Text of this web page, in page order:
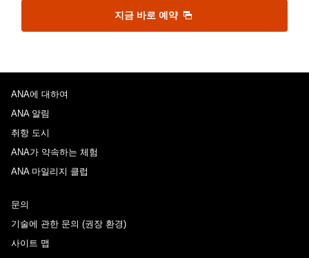
지금 바로 예약
ANA에 대하여
ANA 알림
취항 도시
ANA가 약속하는 체험
ANA 마일리지 클럽
문의
기술에 관한 문의 (권장 환경)
사이트 맵